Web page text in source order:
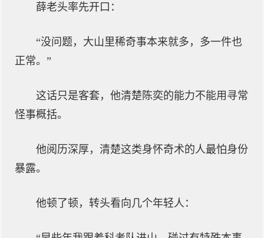
薛老头率先开口：
“没问题，大山里稀奇事本来就多，多一件也
正常。”
这话只是客套，他清楚陈奕的能力不能用寻常
怪事概括。
他阅历深厚，清楚这类身怀奇术的人最怕身份
暴露。
他顿了顿，转头看向几个年轻人：